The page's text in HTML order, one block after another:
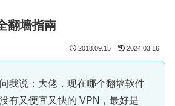
翻墙指南
2018.09.15 2024.03.16
我说：大佬，现在哪个翻墙软件
有又便宜又快的 VPN，最好是